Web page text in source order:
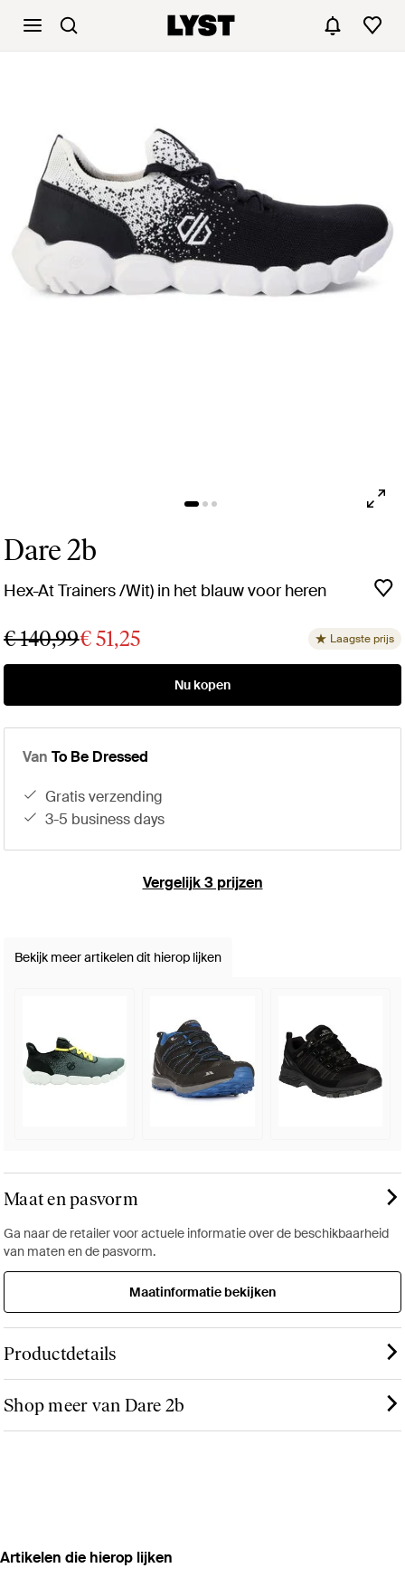
Dare 2b
Hex-At Trainers /Wit) in het blauw voor heren
€ 140,99€ 51,25 Laagste prijs
Nu kopen
Van To Be Dressed
gratis verzending
3-5 business days
Vergelijk 3 prijzen
Bekijk meer artikelen dit hierop lijken
Maat en pasvorm
Ga naar de retailer voor actuele informatie over de beschikbaarheid
van maten en de pasvorm.
Maatinformatie bekijken
Productdetails
Shop meer van Dare 2b
Artikelen die hierop lijken